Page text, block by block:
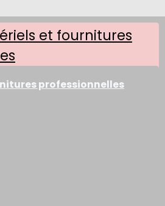
et fournitures